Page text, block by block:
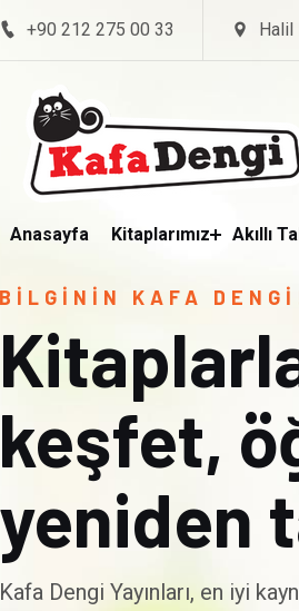
+90 212 275 00 33 Halil
Anasayfa Kitaplarımız Akıllı
BİLGİNİN KAFA
keşfet,
yeniden
Kafa Dengi Yayınları, en iyi